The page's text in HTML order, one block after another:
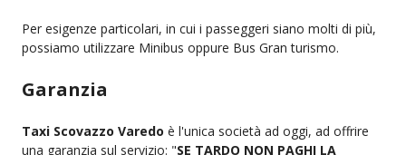
Per esigenze particolari, in cui i passeggeri siano molti di più,
possiamo utilizzare Minibus oppure Bus Gran turismo.
Garanzia
Taxi Scovazzo Varedo è l'unica società ad oggi, ad offrire
una garanzia sul servizio: "SE TARDO NON PAGHI LA